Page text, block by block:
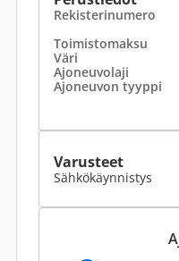
Rekisterinumero
Toimistomaksu
Väri
Ajoneuvolaji
Ajoneuvon tyyppi
Varusteet
Sähkökäynnistys